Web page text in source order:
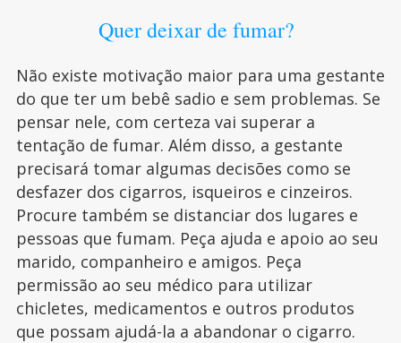
Quer deixar de fumar?
Não existe motivação maior para uma gestante
do que ter um bebê sadio e sem problemas. Se
pensar nele, com certeza vai superar a
tentação de fumar. Além disso, a gestante
precisará tomar algumas decisões como se
desfazer dos cigarros, isqueiros e cinzeiros.
Procure também se distanciar dos lugares e
pessoas que fumam. Peça ajuda e apoio ao seu
marido, companheiro e amigos. Peça
permissão ao seu médico para utilizar
chicletes, medicamentos e outros produtos
que possam ajudá-la a abandonar o cigarro.